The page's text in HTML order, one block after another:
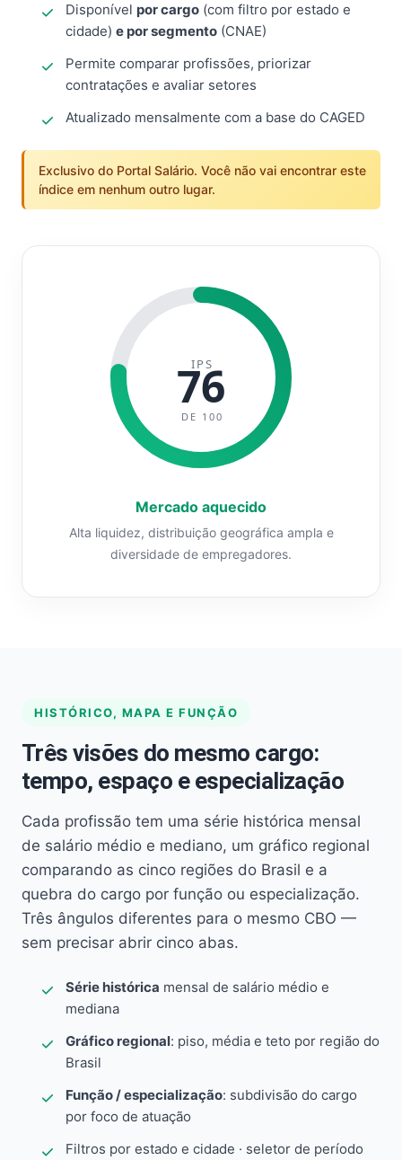
Disponível por cargo (com filtro por estado e
cidade) e por segmento (CNAE)
Permite comparar profissões, priorizar
contratações e avaliar setores
Atualizado mensalmente com a base do CAGED
Exclusivo do Portal Salário. Você não vai encontrar este
índice em nenhum outro lugar.
IPS
76
DE 100
Mercado aquecido
Alta liquidez, distribuição geográfica ampla e
diversidade de empregadores.
HISTÓRICO, MAPA E FUNÇÃO
Três visões do mesmo cargo:
tempo, espaço e especialização
Cada profissão tem uma série histórica mensal
de salário médio e mediano, um gráfico regional
comparando as cinco regiões do Brasil e a
quebra do cargo por função ou especialização.
Três ângulos diferentes para o mesmo CBO —
sem precisar abrir cinco abas.
Série histórica mensal de salário médio e
mediana
Gráfico regional: piso, média e teto por região do
Brasil
Função / especialização: subdivisão do cargo
por foco de atuação
Filtros por estado e cidade · seletor de período